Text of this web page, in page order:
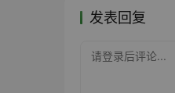
发表回复
请登录后评论...